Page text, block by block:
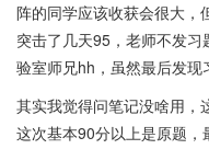
阵的同学应该收获会很大，
突击了几天95，老师不发
验室师兄hh，虽然最后发现
其实我觉得问笔记没啥用，
这次基本90分以上是原题，